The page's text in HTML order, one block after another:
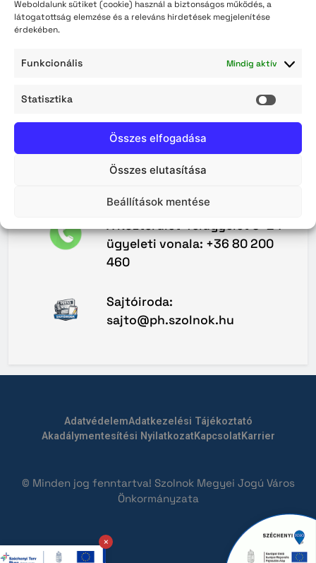
Weboldalunk sütiket (cookie) használ a biztonságos működés, a
látogatottság elemzése és a releváns hirdetések megjelenítése
érdekében.
Funkcionális Mindig aktív
Statisztika
Összes elfogadása
Összes elutasítása
Beállítások mentése
A Közterület-felügyelet 0–24
ügyeleti vonala: +36 80 200
460
Sajtóiroda:
sajto@ph.szolnok.hu
AdatvédelemAdatkezelési Tájékoztató
Akadálymentesítési NyilatkozatKapcsolatKarrier
© Minden jog fenntartva! Szolnok Megyei Jogú Város
Önkormányzata
×